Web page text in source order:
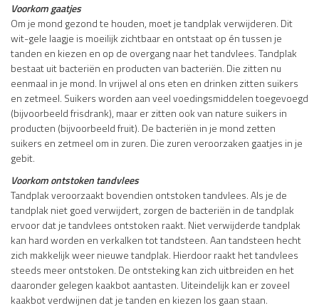
Voorkom gaatjes
Om je mond gezond te houden, moet je tandplak verwijderen. Dit
wit-gele laagje is moeilijk zichtbaar en ontstaat op én tussen je
tanden en kiezen en op de overgang naar het tandvlees. Tandplak
bestaat uit bacteriën en producten van bacteriën. Die zitten nu
eenmaal in je mond. In vrijwel al ons eten en drinken zitten suikers
en zetmeel. Suikers worden aan veel voedingsmiddelen toegevoegd
(bijvoorbeeld frisdrank), maar er zitten ook van nature suikers in
producten (bijvoorbeeld fruit). De bacteriën in je mond zetten
suikers en zetmeel om in zuren. Die zuren veroorzaken gaatjes in je
gebit.
Voorkom ontstoken tandvlees
Tandplak veroorzaakt bovendien ontstoken tandvlees. Als je de
tandplak niet goed verwijdert, zorgen de bacteriën in de tandplak
ervoor dat je tandvlees ontstoken raakt. Niet verwijderde tandplak
kan hard worden en verkalken tot tandsteen. Aan tandsteen hecht
zich makkelijk weer nieuwe tandplak. Hierdoor raakt het tandvlees
steeds meer ontstoken. De ontsteking kan zich uitbreiden en het
daaronder gelegen kaakbot aantasten. Uiteindelijk kan er zoveel
kaakbot verdwijnen dat je tanden en kiezen los gaan staan.